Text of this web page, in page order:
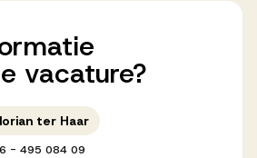
vacature?
ter Haar
- 495 084 09